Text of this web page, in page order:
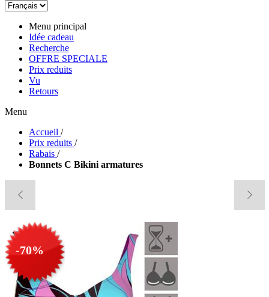
Menu principal
Idée cadeau
Recherche
OFFRE SPECIALE
Prix reduits
Vu
Retours
Menu
Accueil /
Prix reduits /
Rabais /
Bonnets C Bikini armatures
-70%